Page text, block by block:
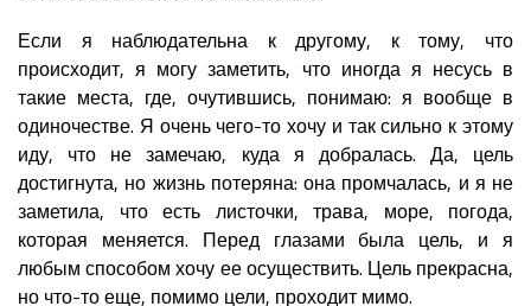
Если я наблюдательна к другому, к тому, что
происходит, я могу заметить, что иногда я несусь в
такие места, где, очутившись, понимаю: я вообще в
одиночестве. Я очень чего-то хочу и так сильно к этому
иду, что не замечаю, куда я добралась. Да, цель
достигнута, но жизнь потеряна: она промчалась, и я не
заметила, что есть листочки, трава, море, погода,
которая меняется. Перед глазами была цель, и я
любым способом хочу ее осуществить. Цель прекрасна,
но что-то еще, помимо цели, проходит мимо.